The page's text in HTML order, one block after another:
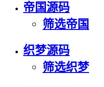
帝国源码
筛选帝国
织梦源码
筛选织梦